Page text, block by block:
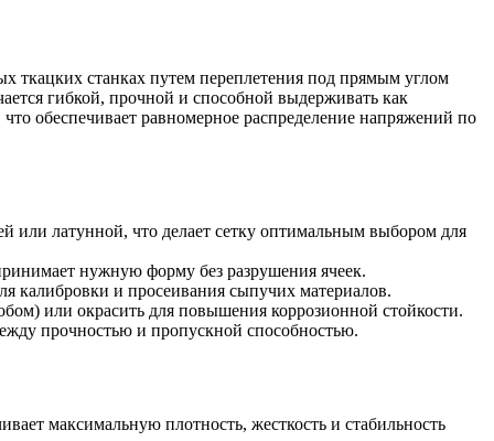
ткацких станках путем переплетения под прямым углом
гибкой, прочной и способной выдерживать как
обеспечивает равномерное распределение напряжений по
или латунной, что делает сетку оптимальным выбором для
нужную форму без разрушения ячеек.
калибровки и просеивания сыпучих материалов.
или окрасить для повышения коррозионной стойкости.
прочностью и пропускной способностью.
максимальную плотность, жесткость и стабильность